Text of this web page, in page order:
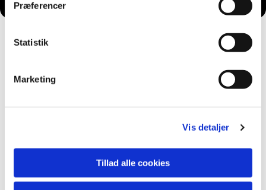
Præferencer
Statistik
Marketing
Vis detaljer
Tillad alle cookies